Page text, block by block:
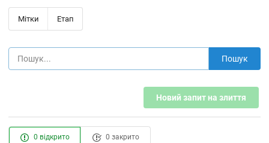
Мітки Етап
Пошук
Новий запит на злиття
0 відкрито 0 закрито